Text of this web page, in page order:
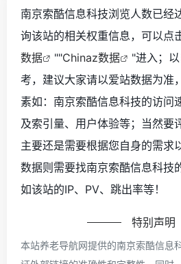
南京索酷信息科技浏览人数已经
询该站的相关权重信息，可以点
数据
""Chinaz数据
"进入；
考，建议大家请以爱站数据为准
素如：南京索酷信息科技的访问
及索引量、用户体验等；当然要
主要还是需要根据您自身的需求
数据则需要找南京索酷信息科技
如该站的IP、PV、跳出率等！
特别声明
本站养老导航网提供的南京索酷信息